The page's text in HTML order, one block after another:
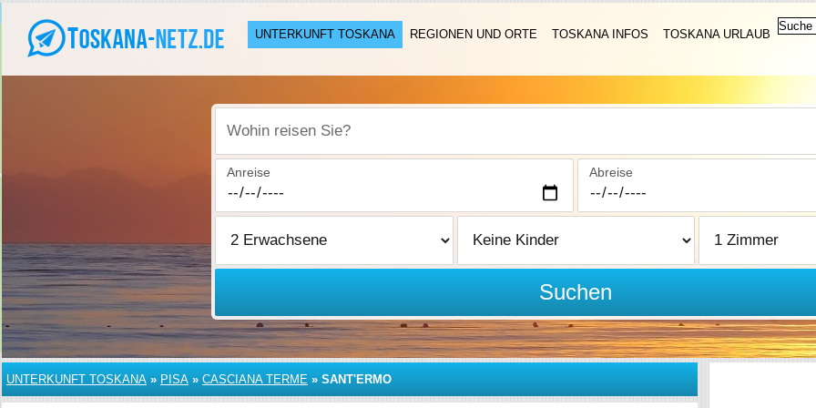
UNTERKUNFT TOSKANA REGIONEN UND ORTE TOSKANA INFOS TOSKANA URLAUB
Wohin reisen Sie?
Anreise Abreise
Suchen
UNTERKUNFT TOSKANA » PISA » CASCIANA TERME » SANT'ERMO